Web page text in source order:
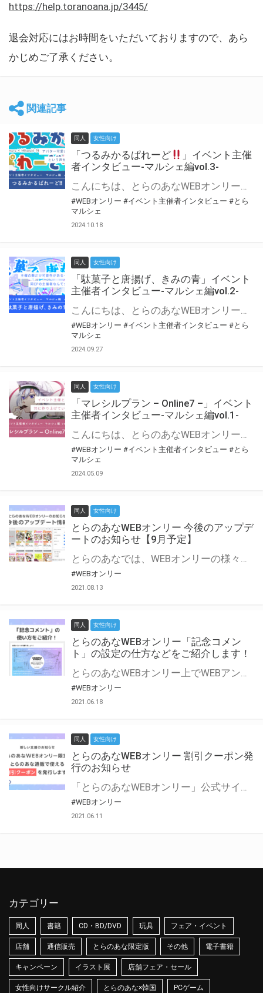
https://help.toranoana.jp/3445/
退会対応にはお時間をいただいておりますので、あら
かじめご了承ください。
関連記事
同人 女性向け
「つるみかるぱれーど
」イベント主催
者インタビュー-マルシェ編vol.3-
こんにちは、とらのあなWEBオンリー運営スタッフです。 新たにお届けする、イベント主催者インタビュー-マルシェ編-は、 とらのあなWEBオンリー「マルシェ」をご利用した主催様に 「マルシェ」を使って開催した感想や心がけをお聞きする企画です。 今回は、WEBオンリー初開催「つるみかるぱれーど
#WEBオンリー #イベント主催者インタビュー #とら
マルシェ
2024.10.18
同人 女性向け
「駄菓子と唐揚げ、きみの青」イベント
主催者インタビュー-マルシェ編vol.2-
こんにちは、とらのあなWEBオンリー運営スタッフです。 新たにお届けする、イベント主催者インタビュー-マルシェ編-は、 とらのあなWEBオンリー「マルシェ」をご利用の主催様に 「マルシェ」を使ってイベントを開催した感想や心がけをお聞きする企画です。 今回は、WEBオンリー初開催「駄菓子と唐揚げ、きみの青」より、 主催のぎこ六屋様にお話を伺いました。 協力：ぎこ六屋様／イベント公式Twitter（@krkgwks） とらのあなWEBオンリー「マルシェ」とは？ WEBオンリーでリアルタイムでコミュニケーションがとれるオンライン会場です。
#WEBオンリー #イベント主催者インタビュー #とら
マルシェ
2024.09.27
同人 女性向け
「マレシルプラン – Online7 –」イベント
主催者インタビュー-マルシェ編vol.1-
こんにちは、とらのあなWEBオンリー運営スタッフです。 新たにお届けする、イベント主催者インタビュー-マルシェ編-は、 とらのあなWEBオンリー「マルシェ」をご利用した主催様に 「マルシェ」を使って開催した感想や心がけをお聞きする企画です。 今回は、WEBオンリー開催7回目迎えた「マレシルプラン – Online7 –」より、 主催の玉川うた様にお話を伺いました。 ▼マレシルプランのインタビュー前回記事 「イベント主催者インタビュー vol.6」はこちら 協力：玉川うた様（マレシルプラン実行委員会 代表）／イベント公式Twitter（@mallesil_plan） とらのあなWEBオンリー「マルシェ」とは？ WEBオンリーでリアルタイムでコミュニケーションがとれるオンライン会場です。
#WEBオンリー #イベント主催者インタビュー #とら
マルシェ
2024.05.09
同人 女性向け
とらのあなWEBオンリー 今後のアップデ
ートのお知らせ【9月予定】
とらのあなでは、WEBオンリーの様々な支援を実施しています。 今回は2021年9月に実装を予定しているアップデート情報についてご紹介いたします。 とらのあなWEBオンリーサイトはこちら
#WEBオンリー
2021.08.13
同人 女性向け
とらのあなWEBオンリー「記念コメン
ト」の設定の仕方などをご紹介します！
とらのあなWEBオンリー上でWEBアンソロジーが作成できる「記念コメント」について、その使い方や作成手順を解説します！ 支援タイプを「サークル参加型」「サークル参加型・マルシェ(イベント会場)機能付き」でお申し込みいただいている主催者様はぜひご活用ください♪ とらのあなWEBオンリーサイトはこちら
#WEBオンリー
2021.06.18
同人 女性向け
とらのあなWEBオンリー 割引クーポン発
行のお知らせ
「とらのあなWEBオンリー」公式サイトでとらのあな通販の「割引クーポン」を配布中！ イベントごとに開催当日限定で使える割引クーポンのシリアルコードを発行します。 とらのあなWEBオンリーのページをチェックして、イベント当日にお得にお買い物を楽しみましょう♪ ※本キャンペーンは予告なく終了する場合がございます。 とらのあなWEBオンリーサイトはこちら
#WEBオンリー
2021.06.11
カテゴリー
同人 書籍 CD・BD/DVD 玩具 フェア・イベント
店舗 通信販売 とらのあな限定版 その他 電子書籍
キャンペーン イラスト展 店舗フェア・セール
女性向けサークル紹介 とらのあな×韓国 PCゲーム